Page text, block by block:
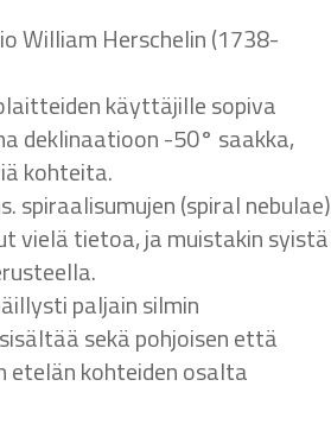
William Herschelin (1738-
käyttäjille sopiva
deklinaatioon -50° saakka,
kohteita.
spiraalisumujen (spiral nebulae)
vielä tietoa, ja muistakin syistä
paljain silmin
sekä pohjoisen että
etelän kohteiden osalta